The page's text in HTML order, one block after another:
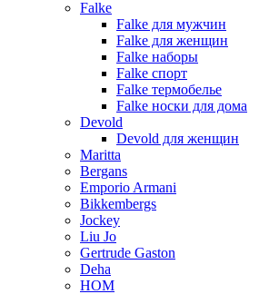
Falke
Falke для мужчин
Falke для женщин
Falke наборы
Falke спорт
Falke термобелье
Falke носки для дома
Devold
Devold для женщин
Maritta
Bergans
Emporio Armani
Bikkembergs
Jockey
Liu Jo
Gertrude Gaston
Deha
HOM